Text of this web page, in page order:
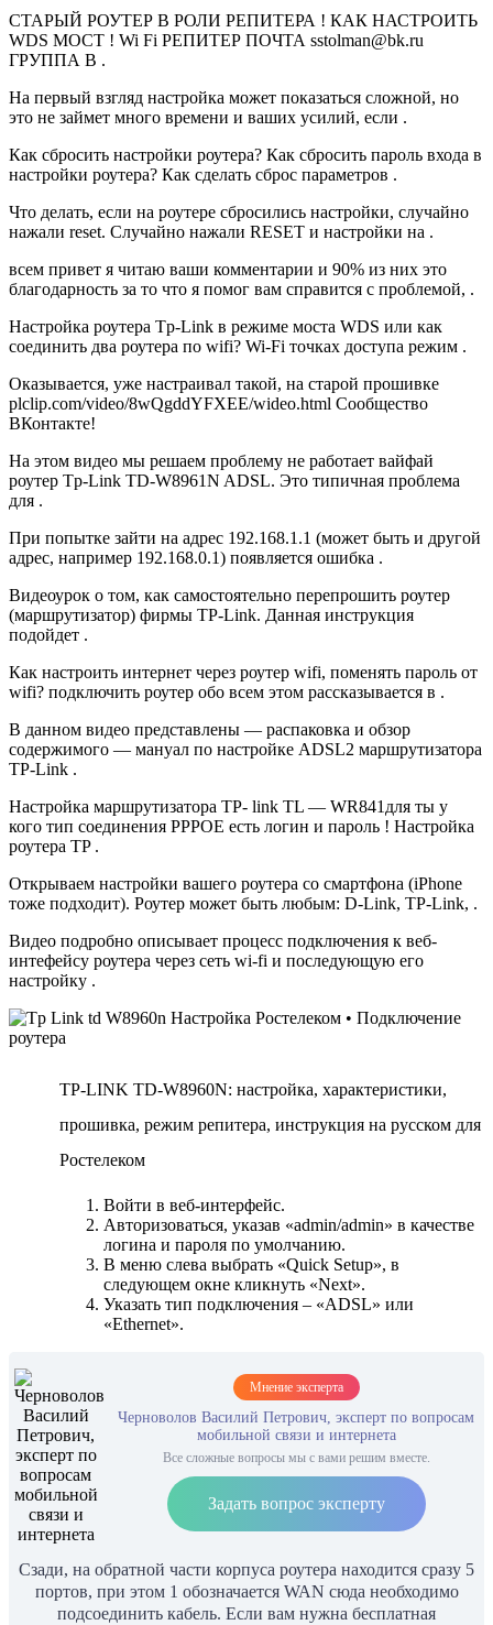
СТАРЫЙ РОУТЕР В РОЛИ РЕПИТЕРА ! КАК НАСТРОИТЬ
WDS МОСТ ! Wi Fi РЕПИТЕР ПОЧТА sstolman@bk.ru
ГРУППА В .
На первый взгляд настройка может показаться сложной, но
это не займет много времени и ваших усилий, если .
Как сбросить настройки роутера? Как сбросить пароль входа в
настройки роутера? Как сделать сброс параметров .
Что делать, если на роутере сбросились настройки, случайно
нажали reset. Случайно нажали RESET и настройки на .
всем привет я читаю ваши комментарии и 90% из них это
благодарность за то что я помог вам справится с проблемой, .
Настройка роутера Tp-Link в режиме моста WDS или как
соединить два роутера по wifi? Wi-Fi точках доступа режим .
Оказывается, уже настраивал такой, на старой прошивке
plclip.com/video/8wQgddYFXEE/wideo.html Сообщество
ВКонтакте!
На этом видео мы решаем проблему не работает вайфай
роутер Tp-Link TD-W8961N ADSL. Это типичная проблема
для .
При попытке зайти на адрес 192.168.1.1 (может быть и другой
адрес, например 192.168.0.1) появляется ошибка .
Видеоурок о том, как самостоятельно перепрошить роутер
(маршрутизатор) фирмы TP-Link. Данная инструкция
подойдет .
Как настроить интернет через роутер wifi, поменять пароль от
wifi? подключить роутер обо всем этом рассказывается в .
В данном видео представлены — распаковка и обзор
содержимого — мануал по настройке ADSL2 маршрутизатора
TP-Link .
Настройка маршрутизатора TP- link TL — WR841для ты у
кого тип соединения PPPOE есть логин и пароль ! Настройка
роутера TP .
Открываем настройки вашего роутера со смартфона (iPhone
тоже подходит). Роутер может быть любым: D-Link, TP-Link, .
Видео подробно описывает процесс подключения к веб-
интефейсу роутера через сеть wi-fi и последующую его
настройку .
TP-LINK TD-W8960N: настройка, характеристики,
прошивка, режим репитера, инструкция на русском для
Ростелеком
Войти в веб-интерфейс.
Авторизоваться, указав «admin/admin» в качестве
логина и пароля по умолчанию.
В меню слева выбрать «Quick Setup», в
следующем окне кликнуть «Next».
Указать тип подключения – «ADSL» или
«Ethernet».
Мнение эксперта
Черноволов Василий Петрович, эксперт по вопросам
мобильной связи и интернета
Все сложные вопросы мы с вами решим вместе.
Задать вопрос эксперту
Сзади, на обратной части корпуса роутера находится сразу 5
портов, при этом 1 обозначается WAN сюда необходимо
подсоединить кабель. Если вам нужна бесплатная